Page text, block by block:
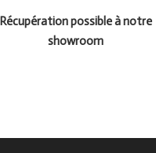
Récupération possible à notre
showroom